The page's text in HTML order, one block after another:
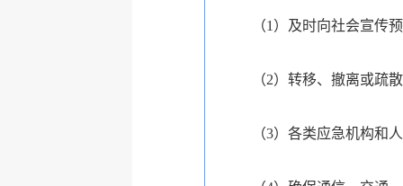
（1）及时向社会宣传
（2）转移、撤离或疏
（3）各类应急机构和